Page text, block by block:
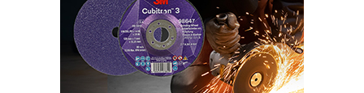
Trajna oznaka kao dugoročna korist
Bezbednost na prvom mestu!
IB BLUMENAUER - više od 40 godina
poverenja u industriji